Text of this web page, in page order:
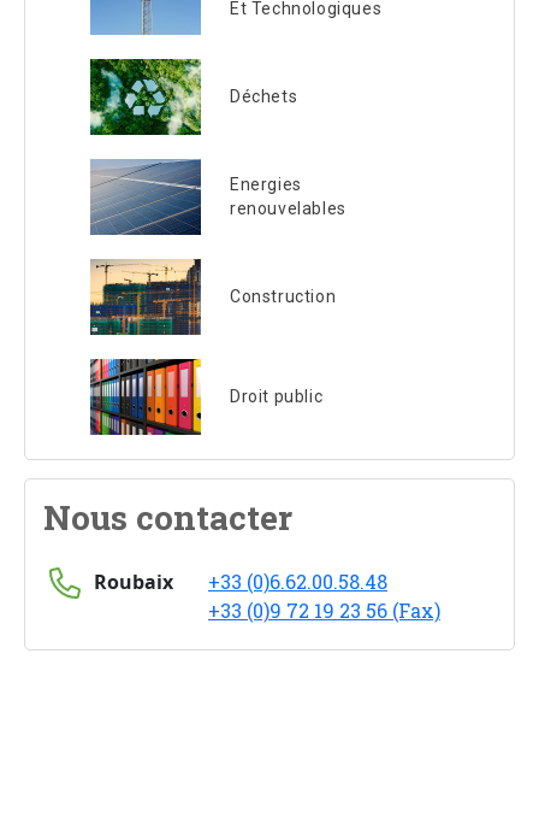
Et Technologiques
Déchets
Energies
renouvelables
Construction
Droit public
Nous contacter
Roubaix
+33 (0)6.62.00.58.48
+33 (0)9 72 19 23 56 (Fax)